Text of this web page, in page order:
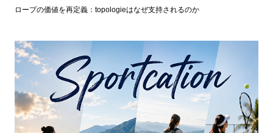
ロープの価値を再定義：topologieはなぜ支持されるのか